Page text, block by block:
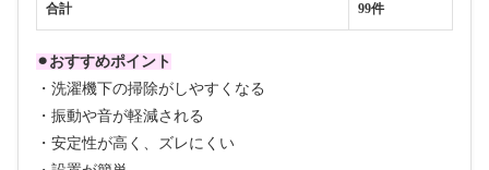
合計 99件
⚫︎おすすめポイント
・洗濯機下の掃除がしやすくなる
・振動や音が軽減される
・安定性が高く、ズレにくい